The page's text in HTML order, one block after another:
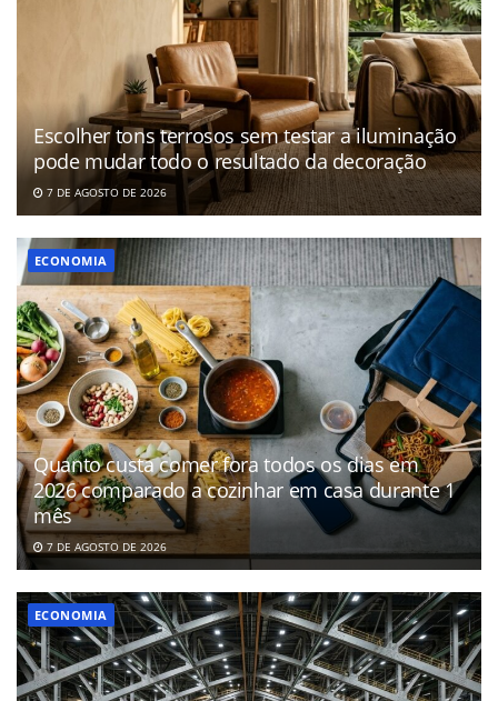
Escolher tons terrosos sem testar a iluminação
pode mudar todo o resultado da decoração
7 DE AGOSTO DE 2026
ECONOMIA
Quanto custa comer fora todos os dias em
2026 comparado a cozinhar em casa durante 1
mês
7 DE AGOSTO DE 2026
ECONOMIA